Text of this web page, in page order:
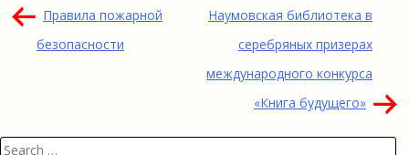
Навигация
по
Правила пожарной
безопасности
Наумовская библиотека в
серебряных призерах
международного конкурса
«Книга будущего»
Search